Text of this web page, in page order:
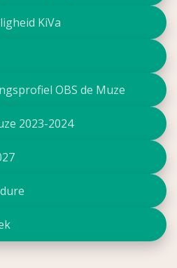
KiVa
OBS de Muze
2023-2024